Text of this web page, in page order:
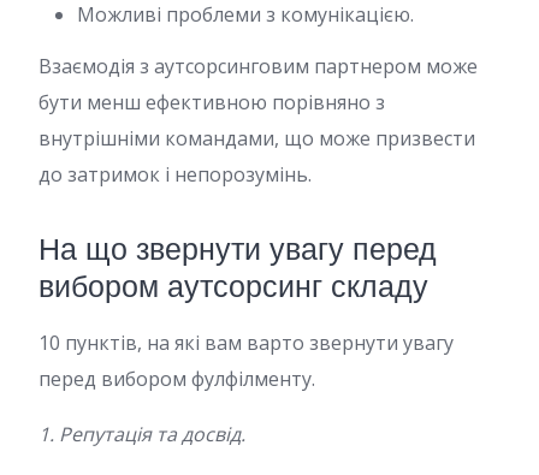
Можливі проблеми з комунікацією.
Взаємодія з аутсорсинговим партнером може
бути менш ефективною порівняно з
внутрішніми командами, що може призвести
до затримок і непорозумінь.
На що звернути увагу перед
вибором аутсорсинг складу
10 пунктів, на які вам варто звернути увагу
перед вибором фулфілменту.
1. Репутація та досвід.